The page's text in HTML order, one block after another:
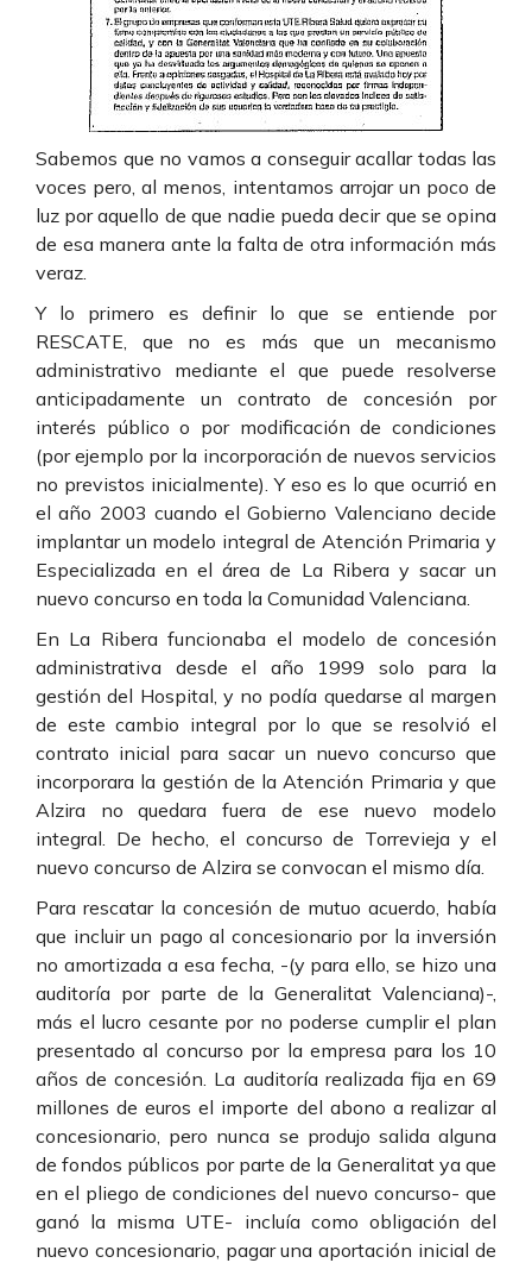
Sabemos que no vamos a conseguir acallar todas las
voces pero, al menos, intentamos arrojar un poco de
luz por aquello de que nadie pueda decir que se opina
de esa manera ante la falta de otra información más
veraz.
Y lo primero es definir lo que se entiende por
RESCATE, que no es más que un mecanismo
administrativo mediante el que puede resolverse
anticipadamente un contrato de concesión por
interés público o por modificación de condiciones
(por ejemplo por la incorporación de nuevos servicios
no previstos inicialmente). Y eso es lo que ocurrió en
el año 2003 cuando el Gobierno Valenciano decide
implantar un modelo integral de Atención Primaria y
Especializada en el área de La Ribera y sacar un
nuevo concurso en toda la Comunidad Valenciana.
En La Ribera funcionaba el modelo de concesión
administrativa desde el año 1999 solo para la
gestión del Hospital, y no podía quedarse al margen
de este cambio integral por lo que se resolvió el
contrato inicial para sacar un nuevo concurso que
incorporara la gestión de la Atención Primaria y que
Alzira no quedara fuera de ese nuevo modelo
integral. De hecho, el concurso de Torrevieja y el
nuevo concurso de Alzira se convocan el mismo día.
Para rescatar la concesión de mutuo acuerdo, había
que incluir un pago al concesionario por la inversión
no amortizada a esa fecha, -(y para ello, se hizo una
auditoría por parte de la Generalitat Valenciana)-,
más el lucro cesante por no poderse cumplir el plan
presentado al concurso por la empresa para los 10
años de concesión. La auditoría realizada fija en 69
millones de euros el importe del abono a realizar al
concesionario, pero nunca se produjo salida alguna
de fondos públicos por parte de la Generalitat ya que
en el pliego de condiciones del nuevo concurso- que
ganó la misma UTE- incluía como obligación del
nuevo concesionario, pagar una aportación inicial de